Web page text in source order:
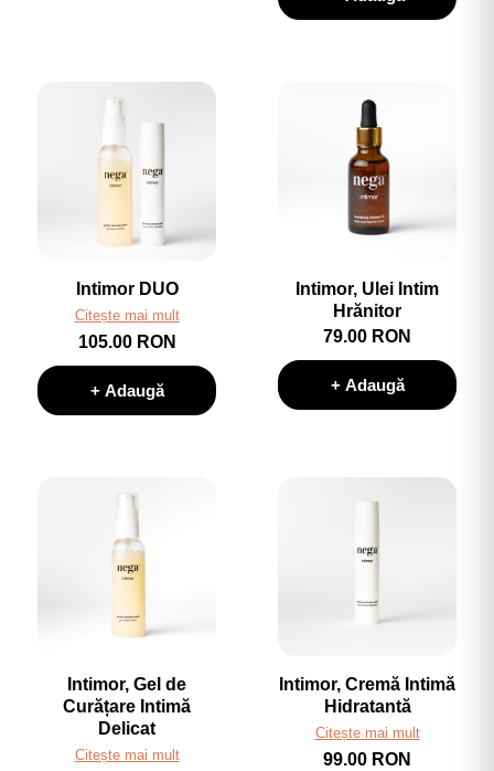
Intimor DUO
Citește mai mult
105.00 RON
+ Adaugă
Intimor, Ulei Intim
Hrănitor
79.00 RON
+ Adaugă
Intimor, Gel de
Curățare Intimă
Delicat
Citește mai mult
Intimor, Cremă Intimă
Hidratantă
Citește mai mult
99.00 RON